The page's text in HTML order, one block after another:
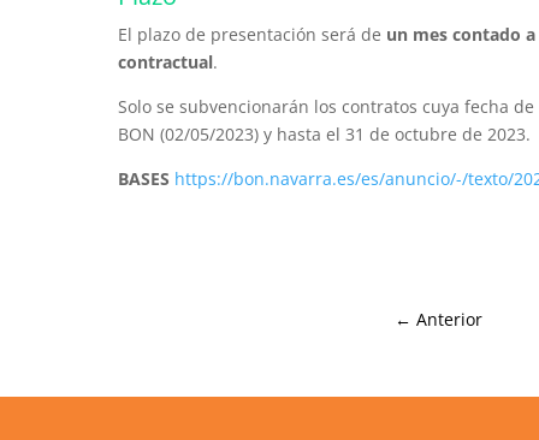
El plazo de presentación será de un mes contado
contractual.
Solo se subvencionarán los contratos cuya fecha
BON (02/05/2023) y hasta el 31 de octubre de 2023.
BASES https://bon.navarra.es/es/anuncio/-/texto/
← Anterior